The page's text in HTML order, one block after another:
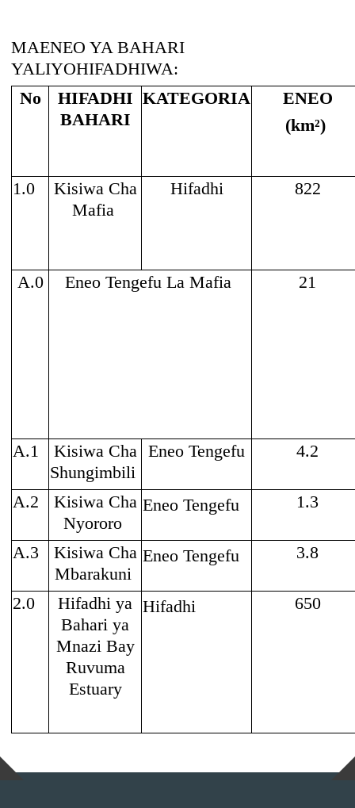
MAENEO YA BAHARI
YALIYOHIFADHIWA:
No
HIFADHI
BAHARI
KATEGORIA
ENEO
(km²)
1.0
Kisiwa Cha
Mafia
Hifadhi 822
A.0 Eneo Tengefu La Mafia 21
A.1
Kisiwa Cha
Shungimbili
Eneo Tengefu 4.2
A.2
Kisiwa Cha
Nyororo
Eneo Tengefu 1.3
A.3
Kisiwa Cha
Mbarakuni
Eneo Tengefu 3.8
2.0
Hifadhi ya
Bahari ya
Mnazi Bay
Ruvuma
Estuary
Hifadhi 650